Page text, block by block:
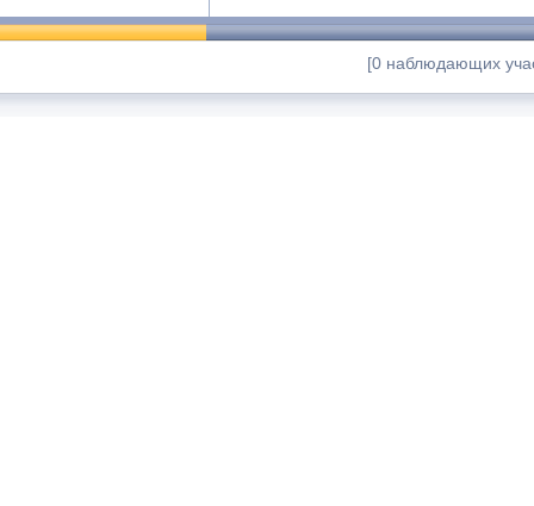
[0 наблюдающих